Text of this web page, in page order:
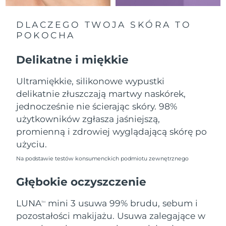
DLACZEGO TWOJA SKÓRA TO
POKOCHA
Delikatne i miękkie
Ultramiękkie, silikonowe wypustki
delikatnie złuszczają martwy naskórek,
jednocześnie nie ścierając skóry. 98%
użytkowników zgłasza jaśniejszą,
promienną i zdrowiej wyglądającą skórę po
użyciu.
Na podstawie testów konsumenckich podmiotu zewnętrznego
Głębokie oczyszczenie
LUNATM
mini 3 usuwa 99% brudu, sebum i
pozostałości makijażu. Usuwa zalegające w
Liban
Oczekiwany czas dostawy
Litwa
Oczekiwany czas dostawy
SRA Makau (Chiny)
Oczekiwany czas dostawy
Malezja
Oczekiwany czas dostawy
8/11/26
Malta
Oczekiwany czas dostawy
Meksyk
Oczekiwany czas dostawy
Monako
Oczekiwany czas dostawy